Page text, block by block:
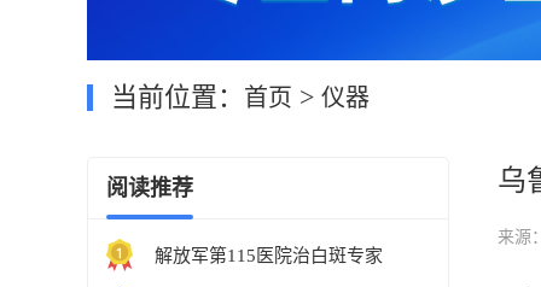
当前位置： 首页 > 仪器
阅读推荐
解放军第115医院治白斑专家
乌
来源：